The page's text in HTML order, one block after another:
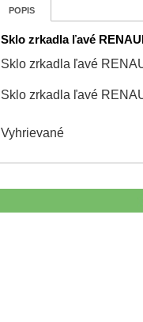
POPIS
Sklo zrkadla ľavé
Sklo zrkadla ľavé
Sklo zrkadla ľavé
Vyhrievané